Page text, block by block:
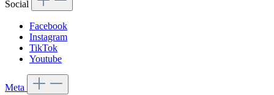
Social
Facebook
Instagram
TikTok
Youtube
Meta